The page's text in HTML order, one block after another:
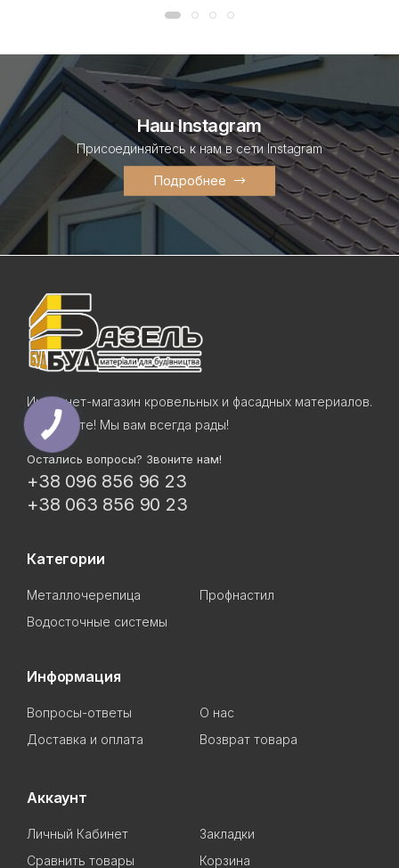
Наш Instagram
Присоединяйтесь к нам в сети Instagram
Подробнее
Интернет-магазин кровельных и фасадных материалов.
Приходите! Мы вам всегда рады!
Остались вопросы? Звоните нам!
+38 096 856 96 23
+38 063 856 90 23
Категории
Металлочерепица
Профнастил
Водосточные системы
Информация
Вопросы-ответы
О нас
Доставка и оплата
Возврат товара
Аккаунт
Личный Кабинет
Закладки
Сравнить товары
Корзина